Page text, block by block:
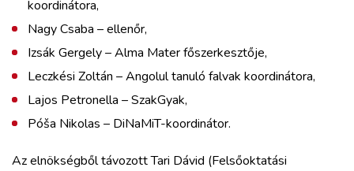
koordinátora,
Nagy Csaba – ellenőr,
Izsák Gergely – Alma Mater főszerkesztője,
Leczkési Zoltán – Angolul tanuló falvak koordinátora,
Lajos Petronella – SzakGyak,
Póša Nikolas – DiNaMiT-koordinátor.
Az elnökségből távozott Tari Dávid (Felsőoktatási